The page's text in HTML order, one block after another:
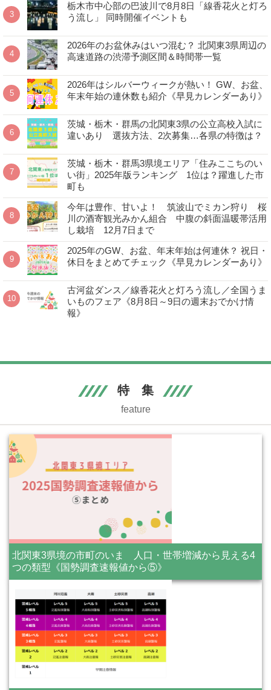
栃木市中心部の巴波川で8月8日「線香花火と灯ろ
う流し」 同時開催イベントも
2026年のお盆休みはいつ混む？ 北関東3県周辺の
高速道路の渋滞予測区間＆時間帯一覧
2026年はシルバーウィークが熱い！ GW、お盆、
年末年始の連休数も紹介《早見カレンダーあり》
茨城・栃木・群馬の北関東3県の公立高校入試に
違いあり 選抜方法、2次募集…各県の特徴は？
茨城・栃木・群馬3県境エリア「住みここちのい
い街」2025年版ランキング 1位は？躍進した市
町も
今年は豊作、甘いよ！ 筑波山でミカン狩り 桜
川の酒寄観光みかん組合 中腹の斜面温暖帯活用
し栽培 12月7日まで
2025年のGW、お盆、年末年始は何連休？ 祝日・
休日をまとめてチェック《早見カレンダーあり》
古河盆ダンス／線香花火と灯ろう流し／全国うま
いものフェア《8月8日～9日の週末おでかけ情
報》
特 集
feature
北関東3県境の市町のいま 人口・世帯増減から見える4
つの類型《国勢調査速報値から⑤》